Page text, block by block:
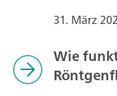
31. März
Wie